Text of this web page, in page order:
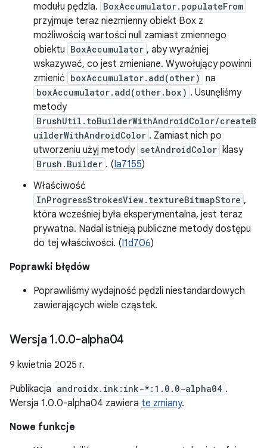
modułu pędzla. BoxAccumulator.populateFrom
przyjmuje teraz niezmienny obiekt Box z
możliwością wartości null zamiast zmiennego
obiektu BoxAccumulator , aby wyraźniej
wskazywać, co jest zmieniane. Wywołujący powinni
zmienić boxAccumulator.add(other) na
boxAccumulator.add(other.box) . Usunęliśmy
metody
BrushUtil.toBuilderWithAndroidColor/createB
uilderWithAndroidColor . Zamiast nich po
utworzeniu użyj metody setAndroidColor klasy
Brush.Builder . (Ia7155)
Właściwość
InProgressStrokesView.textureBitmapStore ,
która wcześniej była eksperymentalna, jest teraz
prywatna. Nadal istnieją publiczne metody dostępu
do tej właściwości. (I1d706)
Poprawki błędów
Poprawiliśmy wydajność pędzli niestandardowych
zawierających wiele cząstek.
Wersja 1.0.0-alpha04
9 kwietnia 2025 r.
Publikacja androidx.ink:ink-*:1.0.0-alpha04 .
Wersja 1.0.0-alpha04 zawiera te zmiany.
Nowe funkcje